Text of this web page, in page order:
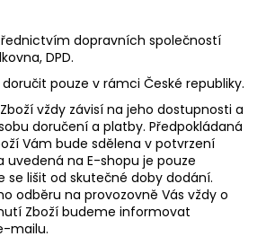
dopravních společností
DPD.
pouze v rámci České republiky.
vždy závisí na jeho dostupnosti a
doručení a platby. Předpokládaná
Vám bude sdělena v potvrzení
uvedená na E-shopu je pouze
se lišit od skutečné doby dodání.
odběru na provozovně Vás vždy o
Zboží budeme informovat
mailu.